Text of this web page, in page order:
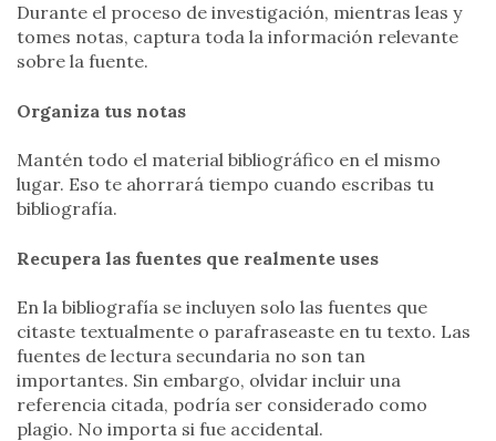
Durante el proceso de investigación, mientras leas y
tomes notas, captura toda la información relevante
sobre la fuente.
Organiza tus notas
Mantén todo el material bibliográfico en el mismo
lugar. Eso te ahorrará tiempo cuando escribas tu
bibliografía.
Recupera las fuentes que realmente uses
En la bibliografía se incluyen solo las fuentes que
citaste textualmente o parafraseaste en tu texto. Las
fuentes de lectura secundaria no son tan
importantes. Sin embargo, olvidar incluir una
referencia citada, podría ser considerado como
plagio. No importa si fue accidental.